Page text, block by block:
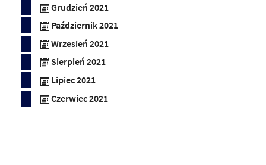
Grudzień 2021
Październik 2021
Wrzesień 2021
Sierpień 2021
Lipiec 2021
Czerwiec 2021